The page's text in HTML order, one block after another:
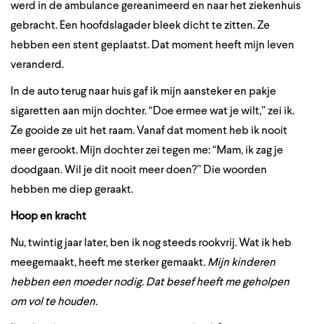
werd in de ambulance gereanimeerd en naar het ziekenhuis
gebracht. Een hoofdslagader bleek dicht te zitten. Ze
hebben een stent geplaatst. Dat moment heeft mijn leven
veranderd.
In de auto terug naar huis gaf ik mijn aansteker en pakje
sigaretten aan mijn dochter. “Doe ermee wat je wilt,” zei ik.
Ze gooide ze uit het raam. Vanaf dat moment heb ik nooit
meer gerookt. Mijn dochter zei tegen me: “Mam, ik zag je
doodgaan. Wil je dit nooit meer doen?” Die woorden
hebben me diep geraakt.
Hoop en kracht
Nu, twintig jaar later, ben ik nog steeds rookvrij. Wat ik heb
meegemaakt, heeft me sterker gemaakt. Mijn kinderen
hebben een moeder nodig. Dat besef heeft me geholpen
om vol te houden.